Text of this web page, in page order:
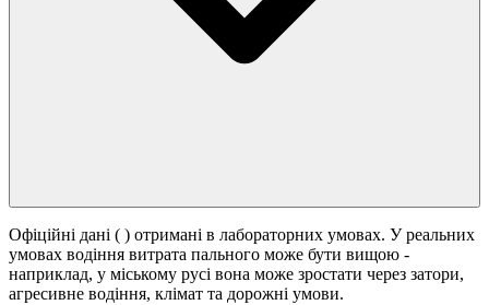
Офіційні дані ( ) отримані в лабораторних умовах. У реальних
умовах водіння витрата пального може бути вищою -
наприклад, у міському русі вона може зростати через затори,
агресивне водіння, клімат та дорожні умови.